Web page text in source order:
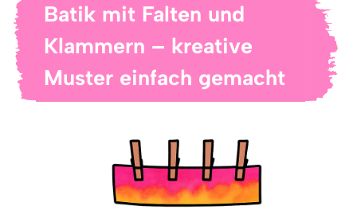
Batik mit Falten und
Klammern – kreative
Muster einfach gemacht